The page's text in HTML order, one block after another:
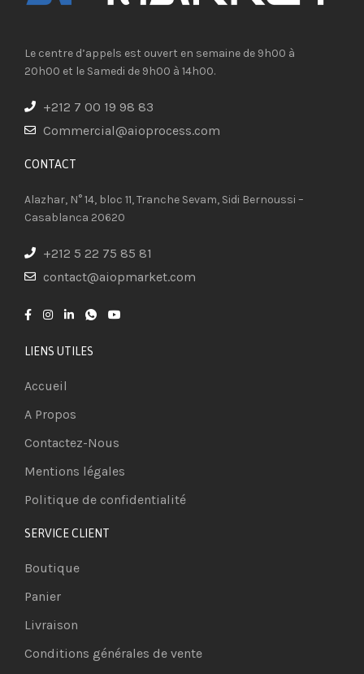
Le centre d’appels est ouvert en semaine de 9h00 à
20h00 et le Samedi de 9h00 à 14h00.
+212 7 00 19 98 83
Commercial@aioprocess.com
CONTACT​
Alazhar, N° 14, bloc 11, Tranche Sevam, Sidi Bernoussi –
Casablanca 20620
+212 5 22 75 85 81
contact@aiopmarket.com
LIENS UTILES
Accueil
A Propos
Contactez-Nous
Mentions légales
Politique de confidentialité
SERVICE CLIENT
Boutique
Panier
Livraison
Conditions générales de vente